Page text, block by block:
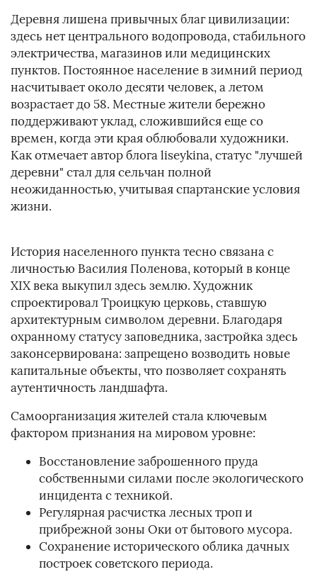
Деревня лишена привычных благ цивилизации:
здесь нет центрального водопровода, стабильного
электричества, магазинов или медицинских
пунктов. Постоянное население в зимний период
насчитывает около десяти человек, а летом
возрастает до 58. Местные жители бережно
поддерживают уклад, сложившийся еще со
времен, когда эти края облюбовали художники.
Как отмечает автор блога liseykina, статус "лучшей
деревни" стал для сельчан полной
неожиданностью, учитывая спартанские условия
жизни.
История населенного пункта тесно связана с
личностью Василия Поленова, который в конце
XIX века выкупил здесь землю. Художник
спроектировал Троицкую церковь, ставшую
архитектурным символом деревни. Благодаря
охранному статусу заповедника, застройка здесь
законсервирована: запрещено возводить новые
капитальные объекты, что позволяет сохранять
аутентичность ландшафта.
Самоорганизация жителей стала ключевым
фактором признания на мировом уровне:
Восстановление заброшенного пруда
собственными силами после экологического
инцидента с техникой.
Регулярная расчистка лесных троп и
прибрежной зоны Оки от бытового мусора.
Сохранение исторического облика дачных
построек советского периода.